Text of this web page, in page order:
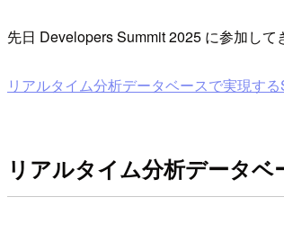
先日 Developers Summit 2025 に参加し
リアルタイム分析データベースで実現す
リアルタイム分析データ